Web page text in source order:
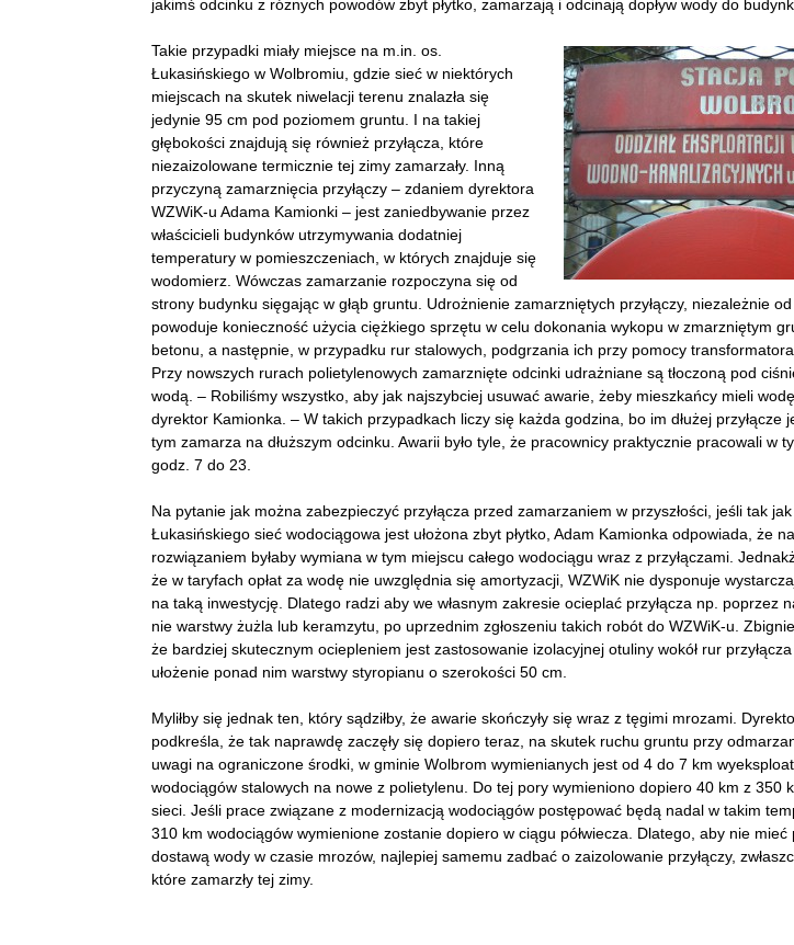
jakimś odcinku z różnych powodów zbyt płytko, zamarzają i odcinają dopływ wody do
Takie przypadki miały miejsce na m.in. os.
Łukasińskiego w Wolbromiu, gdzie sieć w niektórych
miejscach na skutek niwelacji terenu znalazła się
jedynie 95 cm pod poziomem gruntu. I na takiej
głębokości znajdują się również przyłącza, które
niezaizolowane termicznie tej zimy zamarzały. Inną
przyczyną zamarznięcia przyłączy – zdaniem dyrektora
WZWiK-u Adama Kamionki – jest zaniedbywanie przez
właścicieli budynków utrzymywania dodatniej
temperatury w pomieszczeniach, w których znajduje się
wodomierz. Wówczas zamarzanie rozpoczyna się od
strony budynku sięgając w głąb gruntu. Udrożnienie zamarzniętych przyłączy, niezależnie od
powoduje konieczność użycia ciężkiego sprzętu w celu dokonania wykopu w zmarzniętym
betonu, a następnie, w przypadku rur stalowych, podgrzania ich przy pomocy
Przy nowszych rurach polietylenowych zamarznięte odcinki udrażniane są tłoczoną pod
wodą. – Robiliśmy wszystko, aby jak najszybciej usuwać awarie, żeby mieszkańcy mieli
dyrektor Kamionka. – W takich przypadkach liczy się każda godzina, bo im dłużej przyłącze
tym zamarza na dłuższym odcinku. Awarii było tyle, że pracownicy praktycznie pracowali w
godz. 7 do 23.
Na pytanie jak można zabezpieczyć przyłącza przed zamarzaniem w przyszłości, jeśli tak jak
Łukasińskiego sieć wodociągowa jest ułożona zbyt płytko, Adam Kamionka odpowiada, że
rozwiązaniem byłaby wymiana w tym miejscu całego wodociągu wraz z przyłączami.
że w taryfach opłat za wodę nie uwzględnia się amortyzacji, WZWiK nie dysponuje
na taką inwestycję. Dlatego radzi aby we własnym zakresie ocieplać przyłącza np. poprzez
nie warstwy żużla lub keramzytu, po uprzednim zgłoszeniu takich robót do WZWiK-u.
że bardziej skutecznym ociepleniem jest zastosowanie izolacyjnej otuliny wokół rur
ułożenie ponad nim warstwy styropianu o szerokości 50 cm.
Myliłby się jednak ten, który sądziłby, że awarie skończyły się wraz z tęgimi mrozami.
podkreśla, że tak naprawdę zaczęły się dopiero teraz, na skutek ruchu gruntu przy
uwagi na ograniczone środki, w gminie Wolbrom wymienianych jest od 4 do 7 km
wodociągów stalowych na nowe z polietylenu. Do tej pory wymieniono dopiero 40 km z 350
sieci. Jeśli prace związane z modernizacją wodociągów postępować będą nadal w takim
310 km wodociągów wymienione zostanie dopiero w ciągu półwiecza. Dlatego, aby nie mieć
dostawą wody w czasie mrozów, najlepiej samemu zadbać o zaizolowanie przyłączy,
które zamarzły tej zimy.